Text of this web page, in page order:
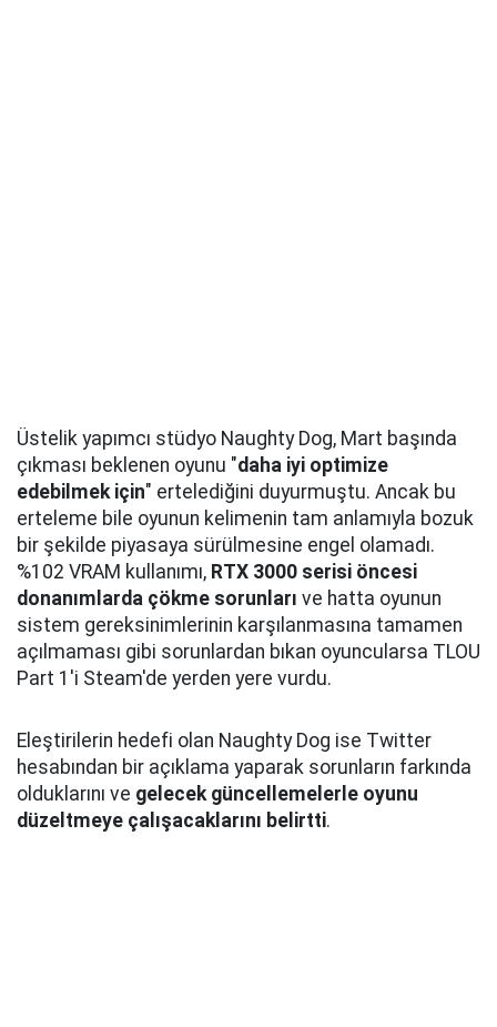
Üstelik yapımcı stüdyo Naughty Dog, Mart başında
çıkması beklenen oyunu "daha iyi optimize
edebilmek için" ertelediğini duyurmuştu. Ancak bu
erteleme bile oyunun kelimenin tam anlamıyla bozuk
bir şekilde piyasaya sürülmesine engel olamadı.
%102 VRAM kullanımı, RTX 3000 serisi öncesi
donanımlarda çökme sorunları ve hatta oyunun
sistem gereksinimlerinin karşılanmasına tamamen
açılmaması gibi sorunlardan bıkan oyuncularsa TLOU
Part 1'i Steam'de yerden yere vurdu.
Eleştirilerin hedefi olan Naughty Dog ise Twitter
hesabından bir açıklama yaparak sorunların farkında
olduklarını ve gelecek güncellemelerle oyunu
düzeltmeye çalışacaklarını belirtti.